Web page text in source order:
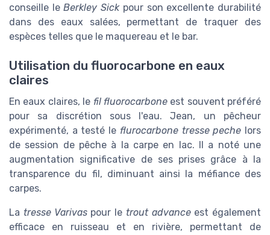
conseille leBerkley Sickpour son excellente durabilité
dans des eaux salées, permettant de traquer des
espèces telles que le maquereau et le bar.
Utilisation du fluorocarbone en eaux
claires
En eaux claires, le fil fluorocarboneest souvent préféré
pour sa discrétion sous l'eau. Jean, un pêcheur
expérimenté, a testé le flurocarbone tresse peche lors
de session de pêche à la carpe en lac. Il a noté une
augmentation significative de ses prises grâce à la
transparence du fil, diminuant ainsi la méfiance des
carpes.
La tresse Varivaspour le trout advanceest également
efficace en ruisseau et en rivière, permettant de